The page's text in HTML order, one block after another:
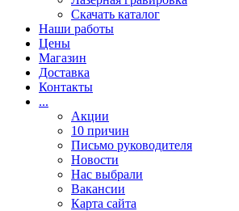
Скачать каталог
Наши работы
Цены
Магазин
Доставка
Контакты
...
Акции
10 причин
Письмо руководителя
Новости
Нас выбрали
Вакансии
Карта сайта